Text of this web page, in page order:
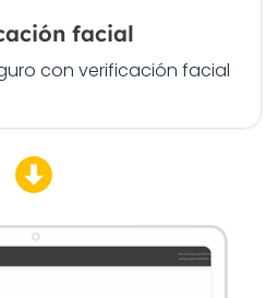
facial
con verificación facial